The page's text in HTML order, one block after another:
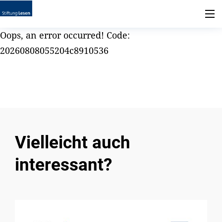
Oops, an error occurred! Code:
20260808055204c8910536
Vielleicht auch
interessant?